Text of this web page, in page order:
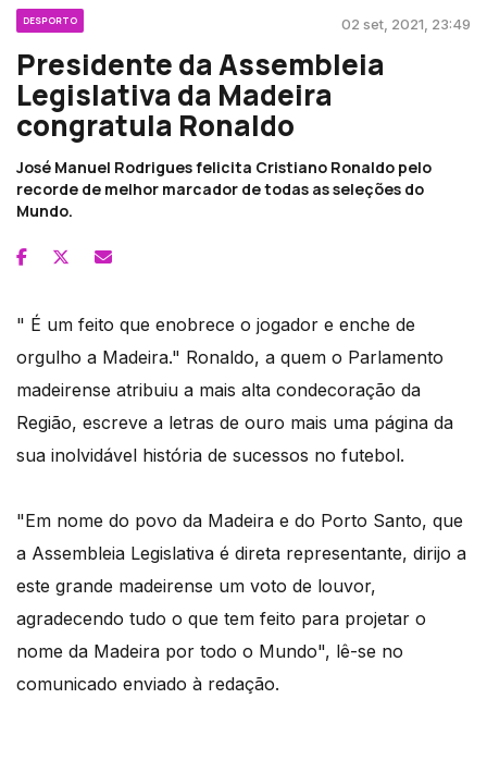
DESPORTO 02 set, 2021, 23:49
Presidente da Assembleia
Legislativa da Madeira
congratula Ronaldo
José Manuel Rodrigues felicita Cristiano Ronaldo pelo
recorde de melhor marcador de todas as seleções do
Mundo.
" É um feito que enobrece o jogador e enche de
orgulho a Madeira." Ronaldo, a quem o Parlamento
madeirense atribuiu a mais alta condecoração da
Região, escreve a letras de ouro mais uma página da
sua inolvidável história de sucessos no futebol.
"Em nome do povo da Madeira e do Porto Santo, que
a Assembleia Legislativa é direta representante, dirijo a
este grande madeirense um voto de louvor,
agradecendo tudo o que tem feito para projetar o
nome da Madeira por todo o Mundo", lê-se no
comunicado enviado à redação.